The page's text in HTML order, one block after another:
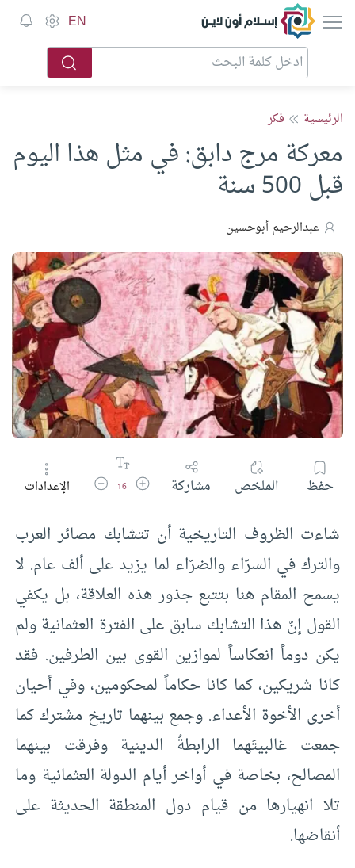
إسلام أون لاين EN
الرئيسية فكر
معركة مرج دابق: في مثل هذا اليوم
قبل 500 سنة
عبدالرحيم أبوحسين
حفظ الملخص مشاركة زيادة حجم الخط
16 تقليل حجم الخط
الإعدادات
شاءت الظروف التاريخية أن تتشابك مصائر العرب
والترك في السرّاء والضرّاء لما يزيد على ألف عام. لا
يسمح المقام هنا بتتبع جذور هذه العلاقة، بل يكفي
القول إنّ هذا التشابك سابق على الفترة العثمانية ولم
يكن دوماً انعكاساً لموازين القوى بين الطرفين. فقد
كانا شريكين، كما كانا حكاماً لمحكومين، وفي أحيان
أخرى الأخوة الأعداء. وجمع بينهما تاريخ مشترك كما
جمعت غالبيتَهما الرابطةُ الدينية وفرقت بينهما
المصالح، بخاصة في أواخر أيام الدولة العثمانية وما
تلا انهيارها من قيام دول المنطقة الحديثة على
أنقاضها.